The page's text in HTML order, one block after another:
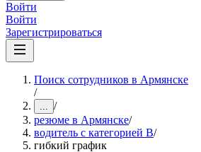
Войти
Войти
Зарегистрироваться
Поиск сотрудников в Армянске
/
... /
резюме в Армянске/
водитель с категорией B/
гибкий график